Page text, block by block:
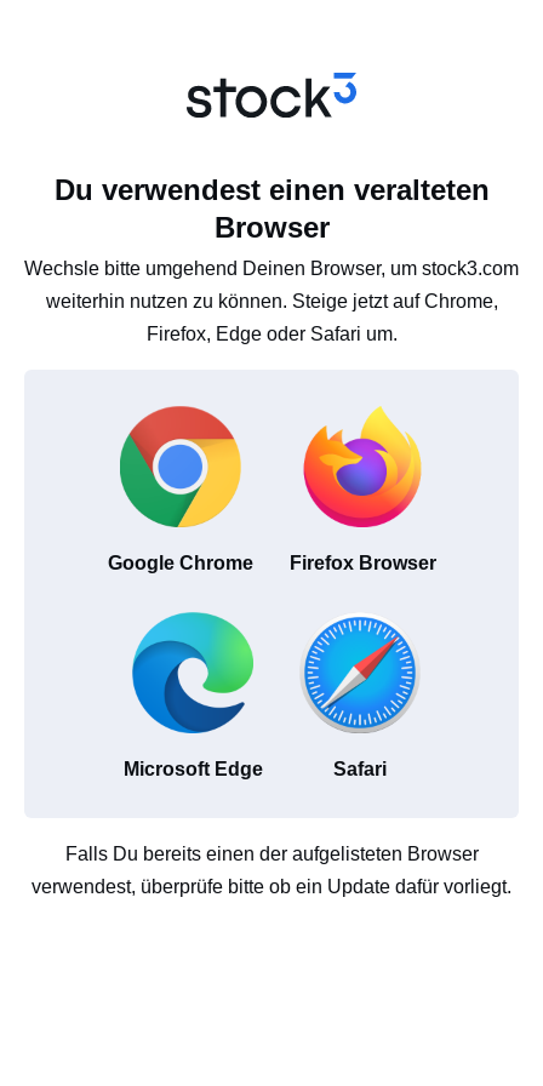
Du verwendest einen veralteten
Browser
Wechsle bitte umgehend Deinen Browser, um stock3.com
weiterhin nutzen zu können. Steige jetzt auf Chrome,
Firefox, Edge oder Safari um.
Google Chrome Firefox Browser
Microsoft Edge Safari
Falls Du bereits einen der aufgelisteten Browser
verwendest, überprüfe bitte ob ein Update dafür vorliegt.